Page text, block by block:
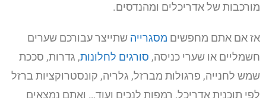
מורכבות של אדריכלים ומהנדסים.
אז אם אתם מחפשים מסגרייה שתייצר עבורכם שערים
חשמליים או שערי כניסה, סורגים לחלונות, גדרות, סככת
שמש לחנייה, פרגולות מברזל, גלריה, קונסטרוקציות ברזל
לפי תוכנית אדריכל, רמפות לנכים ועוד… ואתם נמצאים